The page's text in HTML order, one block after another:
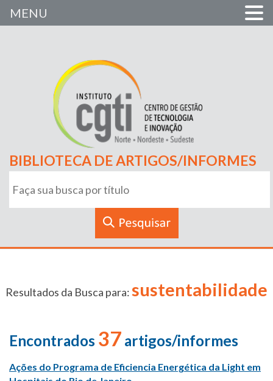
BIBLIOTECA DE ARTIGOS/INFORMES
Resultados da Busca para:sustentabilidade
Encontrados 37 artigos/informes
Ações do Programa de Eficiencia Energética da Light em
MENU